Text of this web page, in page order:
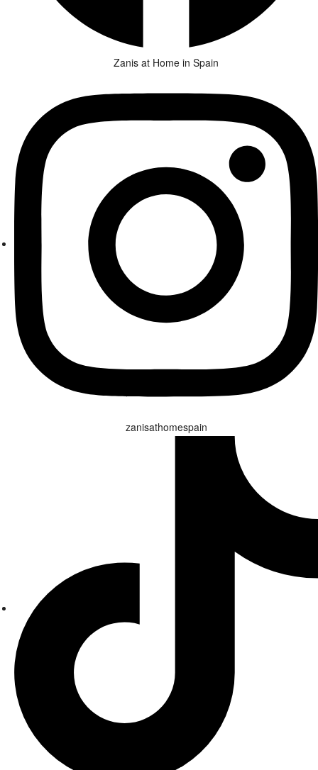
Zanis at Home in Spain
zanisathomespain